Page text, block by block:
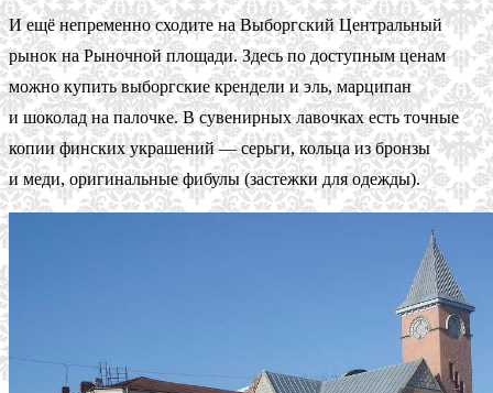
И ещё непременно сходите на Выборгский Центральный
рынок на Рыночной площади. Здесь по доступным ценам
можно купить выборгские крендели и эль, марципан
и шоколад на палочке. В сувенирных лавочках есть точные
копии финских украшений — серьги, кольца из бронзы
и меди, оригинальные фибулы (застежки для одежды).